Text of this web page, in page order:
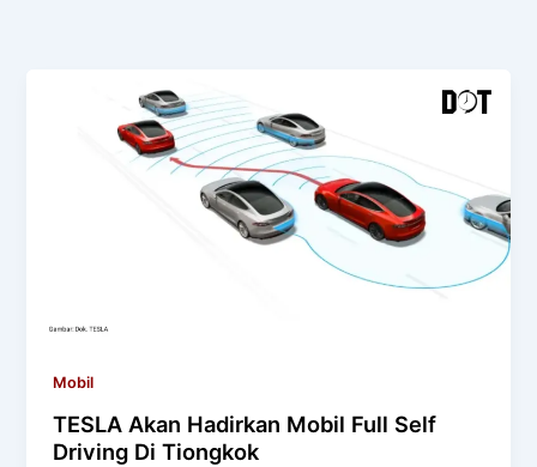
Mobil
TESLA Akan Hadirkan Mobil Full Self
Driving Di Tiongkok